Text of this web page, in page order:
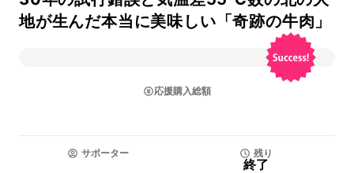
地が生んだ本当に美味しい「奇跡の牛肉」
応援購入総額
サポーター 残り
終了